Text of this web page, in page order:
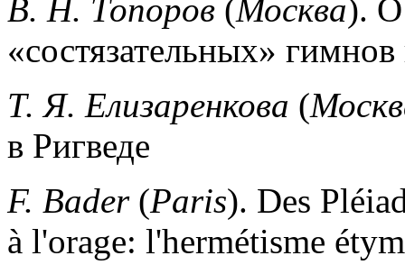
В. Н. Топоров (Москва). О
«состязательных»
Т. Я. Елизаренкова (
в Ригведе
F. Bader(Paris). Des
à l'orage: l'hermétisme